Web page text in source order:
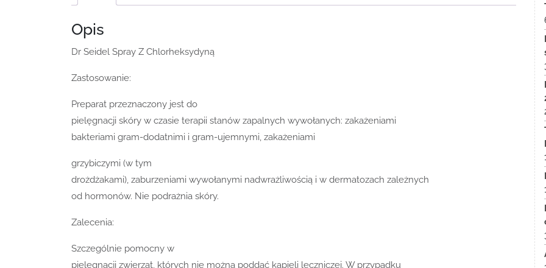
Opis
Dr Seidel Spray Z Chlorheksydyną
Zastosowanie:
Preparat przeznaczony jest do
pielęgnacji skóry w czasie terapii stanów zapalnych wywołanych: zakażeniami
bakteriami gram-dodatnimi i gram-ujemnymi, zakażeniami
grzybiczymi (w tym
drożdżakami), zaburzeniami wywołanymi nadwrażliwością i w dermatozach zależnych
od hormonów. Nie podrażnia skóry.
Zalecenia:
Szczególnie pomocny w
pielęgnacji zwierząt, których nie można poddać kąpieli leczniczej. W przypadku